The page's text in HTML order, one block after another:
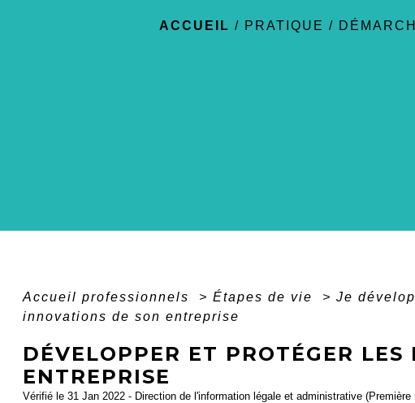
ACCUEIL / PRATIQUE /
Accueil professionnels > Étapes de vie > Je
innovations de son entreprise
DÉVELOPPER ET PROTÉGER
ENTREPRISE
Vérifié le 31 Jan 2022 - Direction de l'information légale et administrative (Première